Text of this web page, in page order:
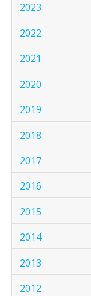
2023
2022
2021
2020
2019
2018
2017
2016
2015
2014
2013
2012